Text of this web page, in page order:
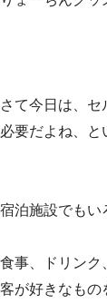
さて今日は、
必要だよね、と
宿泊施設でもい
食事、ドリンク
客が好きなもの